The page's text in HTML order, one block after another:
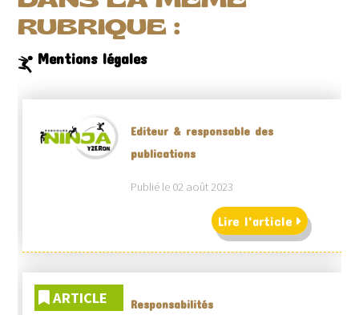
RUBRIQUE :
Mentions légales
Editeur & responsable des
publications
Publié le 02 août 2023
Lire l'article
ARTICLE Responsabilités